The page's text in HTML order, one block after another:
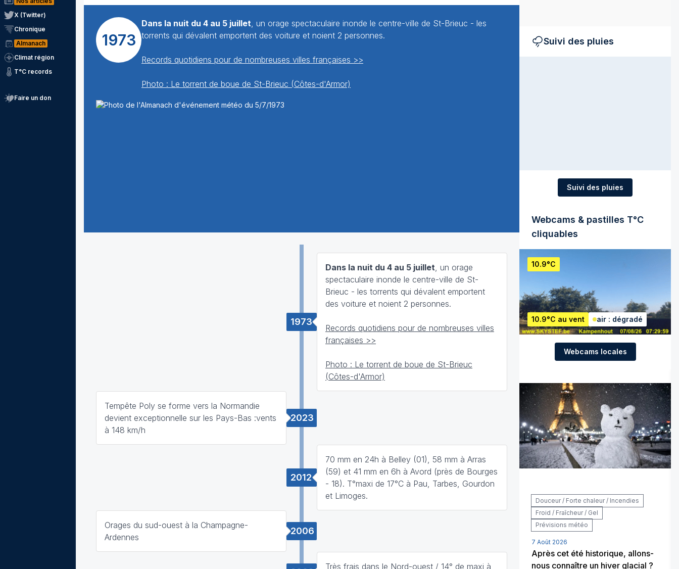
X (Twitter)
Chronique
Almanach
Climat région
T°C records
Faire un don
1973
Dans la nuit du 4 au 5 juillet, un orage spectaculaire inonde le centre-ville de St-Brieuc - les
torrents qui dévalent emportent des voiture et noient 2 personnes.
Records quotidiens pour de nombreuses villes françaises >>
Photo : Le torrent de boue de St-Brieuc (Côtes-d'Armor)
1973
Dans la nuit du 4 au 5 juillet, un orage
spectaculaire inonde le centre-ville de St-
Brieuc - les torrents qui dévalent emportent
des voiture et noient 2 personnes.
Records quotidiens pour de nombreuses villes
françaises >>
Photo : Le torrent de boue de St-Brieuc
(Côtes-d'Armor)
2023
Tempête Poly se forme vers la Normandie
devient exceptionnelle sur les Pays-Bas :vents
à 148 km/h
2012
70 mm en 24h à Belley (01), 58 mm à Arras
(59) et 41 mm en 6h à Avord (près de Bourges
- 18). T°maxi de 17°C à Pau, Tarbes, Gourdon
et Limoges.
2006
Orages du sud-ouest à la Champagne-
Ardennes
Très frais dans le Nord-ouest / 14° de maxi à
Suivi des pluies
Suivi des pluies
Webcams & pastilles T°C
cliquables
10.9°C
10.9°C au vent air : dégradé
Webcams locales
Douceur / Forte chaleur / Incendies
Froid / Fraîcheur / Gel
Prévisions météo
7 Août 2026
Après cet été historique, allons-
nous connaître un hiver glacial ?